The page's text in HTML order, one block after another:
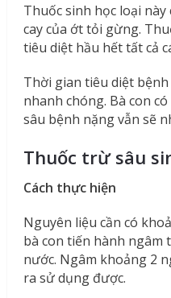
Thuốc sinh học loại
cay của ớt tỏi gừng.
tiêu diệt hầu hết tất cả
Thời gian tiêu diệt
nhanh chóng. Bà con
sâu bệnh nặng vẫn sẽ
Thuốc trừ sâu
Cách thực hiện
Nguyên liệu cần có
bà con tiến hành ngâm
nước. Ngâm khoảng 2
ra sử dụng được.